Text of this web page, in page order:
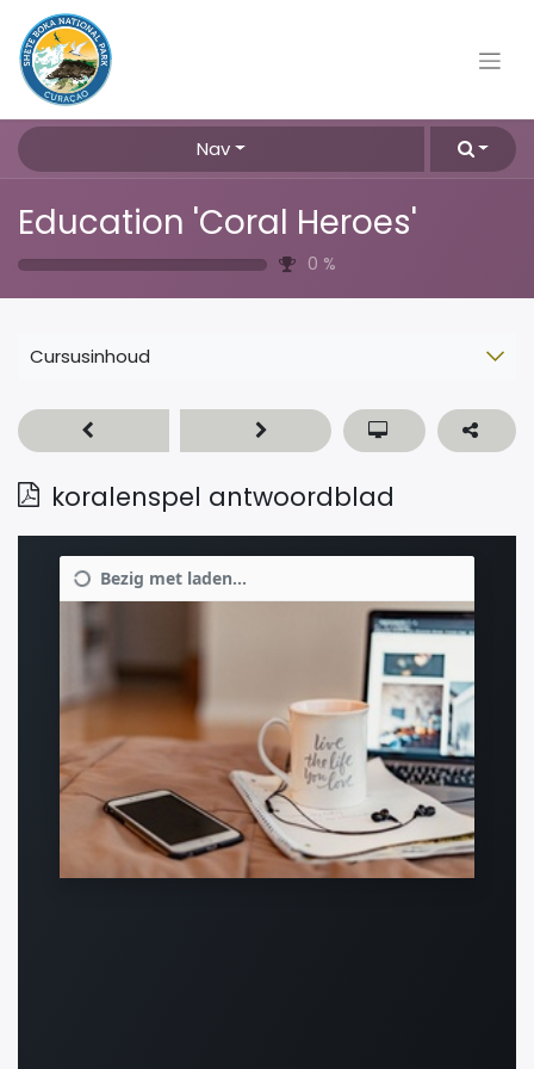
Nav
Education 'Coral Heroes'
0 %
Cursusinhoud
koralenspel antwoordblad